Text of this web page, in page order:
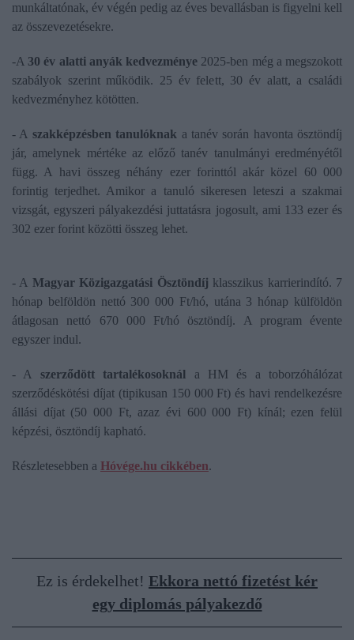
munkáltatónak, év végén pedig az éves bevallásban is figyelni kell
az összevezetésekre.
-A 30 év alatti anyák kedvezménye 2025-ben még a megszokott
szabályok szerint működik. 25 év felett, 30 év alatt, a családi
kedvezményhez kötötten.
- A szakképzésben tanulóknak a tanév során havonta ösztöndíj
jár, amelynek mértéke az előző tanév tanulmányi eredményétől
függ. A havi összeg néhány ezer forinttól akár közel 60 000
forintig terjedhet. Amikor a tanuló sikeresen leteszi a szakmai
vizsgát, egyszeri pályakezdési juttatásra jogosult, ami 133 ezer és
302 ezer forint közötti összeg lehet.
- A Magyar Közigazgatási Ösztöndíj klasszikus karrierindító. 7
hónap belföldön nettó 300 000 Ft/hó, utána 3 hónap külföldön
átlagosan nettó 670 000 Ft/hó ösztöndíj. A program évente
egyszer indul.
- A szerződött tartalékosoknál a HM és a toborzóhálózat
szerződéskötési díjat (tipikusan 150 000 Ft) és havi rendelkezésre
állási díjat (50 000 Ft, azaz évi 600 000 Ft) kínál; ezen felül
képzési, ösztöndíj kapható.
Részletesebben a Hóvége.hu cikkében.
Ez is érdekelhet! Ekkora nettó fizetést kér
egy diplomás pályakezdő